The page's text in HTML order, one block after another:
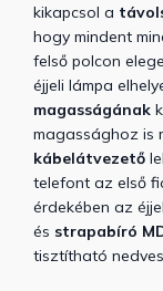
kikapcsol a
hogy mindent
felső polcon
éjjeli lámpa
magasságának
magassághoz is
kábelátvezető
telefont az első
érdekében az
és strapabíró
tisztítható